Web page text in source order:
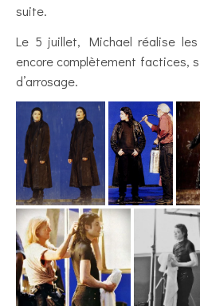
suite.
Le 5 juillet, Michael réalise
encore complètement factices,
d’arrosage.